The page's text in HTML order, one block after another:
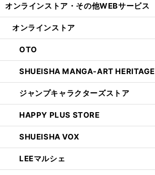
オンラインストア・ その他WEBサービス
オンラインストア
OTO
SHUEISHA MANGA-ART HERITAGE
ジャンプキャラクターズストア
HAPPY PLUS STORE
SHUEISHA VOX
LEEマルシェ